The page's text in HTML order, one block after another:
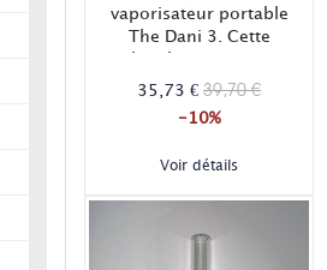
vaporisateur portable
The Dani 3. Cette
vient remplacer la
Inox !
35,73 €39,70 €
-10%
Voir détails